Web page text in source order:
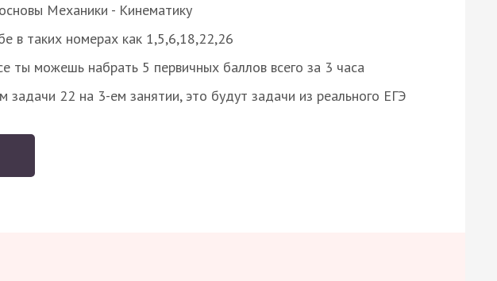
Механики - Кинематику
в таких номерах как 1,5,6,18,22,26
ты можешь набрать 5 первичных баллов всего за 3 часа
22 на 3-ем занятии, это будут задачи из реального ЕГЭ